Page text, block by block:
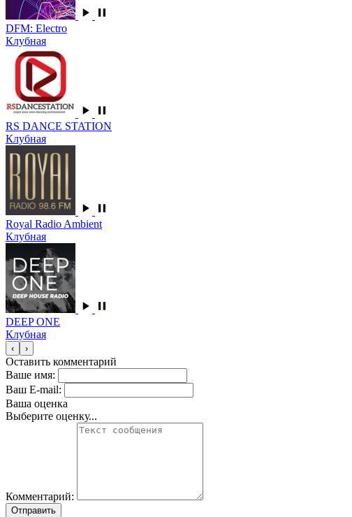
DFM: Electro
Клубная
RS DANCE STATION
Клубная
Royal Radio Ambient
Клубная
DEEP ONE
Клубная
‹ ›
Оставить комментарий
Ваше имя:
Ваш E-mail:
Ваша оценка
Выберите оценку...
Комментарий:
Отправить